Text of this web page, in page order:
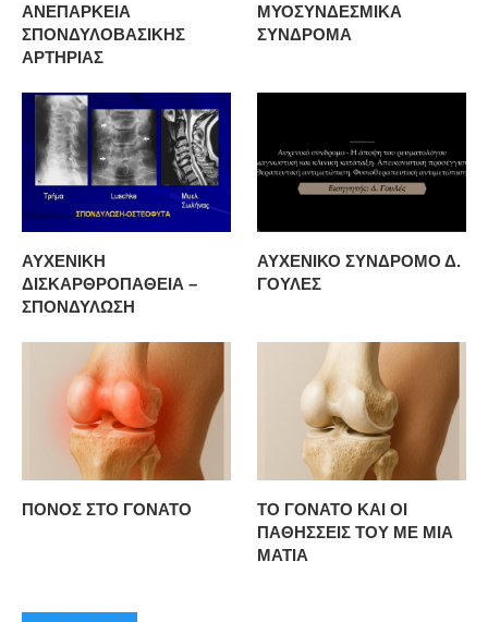
ΑΝΕΠΑΡΚΕΙΑ
ΣΠΟΝΔΥΛΟΒΑΣΙΚΗΣ
ΑΡΤΗΡΙΑΣ
ΜΥΟΣΥΝΔΕΣΜΙΚΑ
ΣΥΝΔΡΟΜΑ
ΑΥΧΕΝΙΚΗ
ΔΙΣΚΑΡΘΡΟΠΑΘΕΙΑ –
ΣΠΟΝΔΥΛΩΣΗ
ΑΥΧΕΝΙΚΟ ΣΥΝΔΡΟΜΟ Δ.
ΓΟΥΛΕΣ
ΠΟΝΟΣ ΣΤΟ ΓΟΝΑΤΟ
ΤΟ ΓΟΝΑΤΟ ΚΑΙ ΟΙ
ΠΑΘΗΣΣΕΙΣ ΤΟΥ ΜΕ ΜΙΑ
ΜΑΤΙΑ